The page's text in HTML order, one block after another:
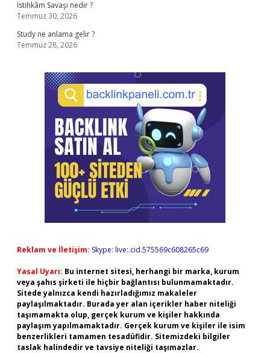
İstihkâm Savaşı nedir ?
Temmuz 30, 2026
Study ne anlama gelir ?
Temmuz 28, 2026
Reklam ve İletişim: Skype: live:.cid.575569c608265c69
Yasal Uyarı: Bu internet sitesi, herhangi bir marka, kurum
veya şahıs şirketi ile hiçbir bağlantısı bulunmamaktadır.
Sitede yalnızca kendi hazırladığımız makaleler
paylaşılmaktadır. Burada yer alan içerikler haber niteliği
taşımamakta olup, gerçek kurum ve kişiler hakkında
paylaşım yapılmamaktadır. Gerçek kurum ve kişiler ile isim
benzerlikleri tamamen tesadüfidir. Sitemizdeki bilgiler
taslak halindedir ve tavsiye niteliği taşımazlar.